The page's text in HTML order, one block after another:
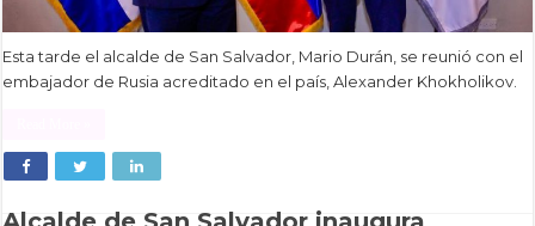
Esta tarde el alcalde de San Salvador, Mario Durán, se reunió con el
embajador de Rusia acreditado en el país, Alexander Khokholikov.